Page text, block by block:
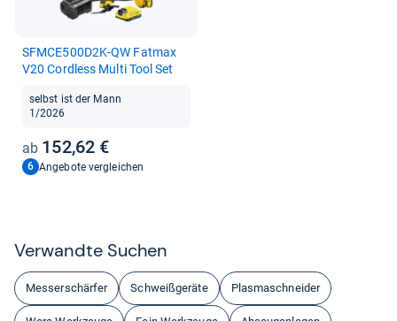
SFMCE500D2K-​QW Fat­max
V20 Cord­less Multi Tool Set
selbst ist der Mann
1/2026
152,62 €
6 Angebote vergleichen
Ver­wandte Suchen
Messerschärfer Schweißgeräte Plasmaschneider